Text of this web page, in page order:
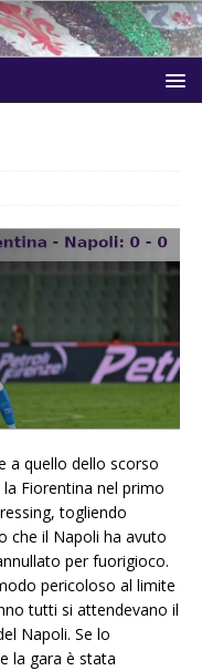
a quello dello scorso
Fiorentina nel primo
togliendo
che il Napoli ha avuto
per fuorigioco.
pericoloso al limite
tutti si attendevano il
Napoli. Se lo
la gara è stata